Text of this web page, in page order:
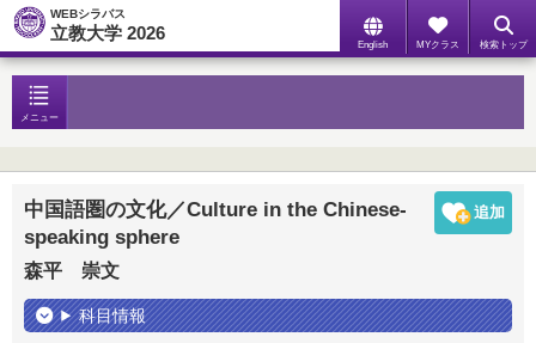
WEBシラバス
立教大学 2026
English MYクラス 検索トップ
メニュー
中国語圏の文化／Culture in the Chinese-
speaking sphere
森平 崇文
科目情報